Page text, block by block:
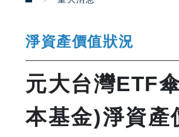
淨資產價值狀況
元大台灣ETF
本基金)淨資產